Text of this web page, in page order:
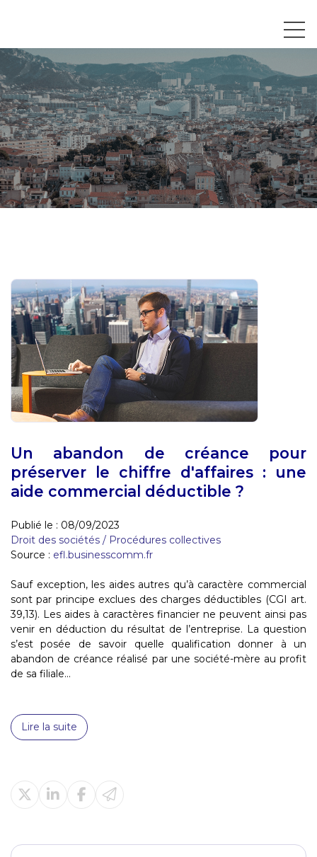
Un abandon de créance pour
préserver le chiffre d'affaires : une
aide commercial déductible ?
Publié le : 08/09/2023
Droit des sociétés / Procédures collectives
Source : efl.businesscomm.fr
Sauf exception, les aides autres qu’à caractère commercial
sont par principe exclues des charges déductibles (CGI art.
39,13). Les aides à caractères financier ne peuvent ainsi pas
venir en déduction du résultat de l’entreprise. La question
s’est posée de savoir quelle qualification donner à un
abandon de créance réalisé par une société-mère au profit
de sa filiale...
Lire la suite